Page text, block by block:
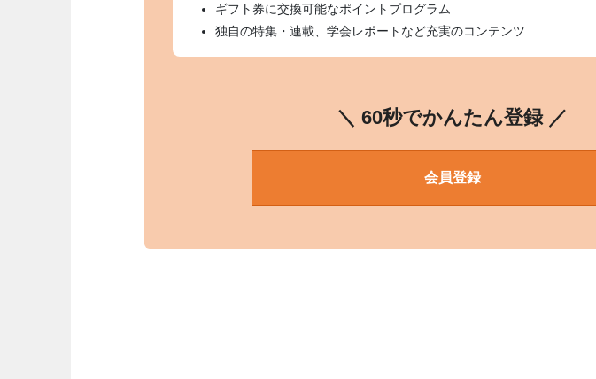
ギフト券に交換可能なポイントプログラム
独自の特集・連載、学会レポートなど充実のコンテンツ
＼ 60秒でかんたん登録 ／
会員登録